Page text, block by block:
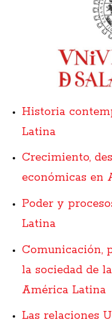
Historia
Latina
Crecimiento,
económicas en
Poder y
Latina
Comunicación,
la sociedad de
América Latina
Las relaciones